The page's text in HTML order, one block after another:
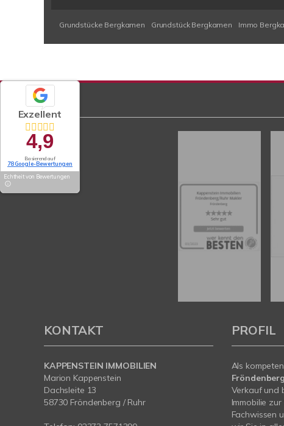
Grundstücke Bergkamen Grundstück Bergkamen Immo
Exzellent
4,9
Basierend auf
78 Google-Bewertungen
Echtheit von Bewertungen
KONTAKT
KAPPENSTEIN IMMOBILIEN
Marion Kappenstein
Dachsleite 13
58730 Fröndenberg / Ruhr
PROFIL
Als
Fröndenberg
Verkauf und
Immobilie
Fachwissen